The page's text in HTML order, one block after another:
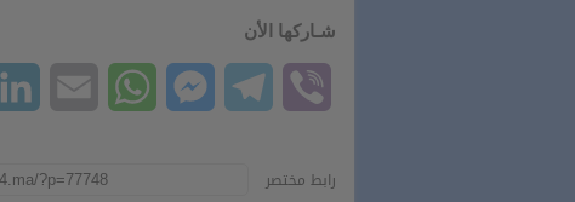
شـاركها الأن
Viber
Telegram
Messenger
WhatsApp
Email
رابط مختصر